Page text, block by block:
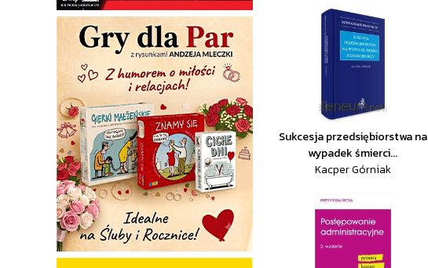
Sukcesja przedsiębiorstwa na
wypadek śmierci...
Kacper Górniak